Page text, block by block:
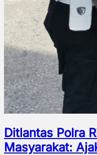
Ditlantas Polra
Masyarakat: